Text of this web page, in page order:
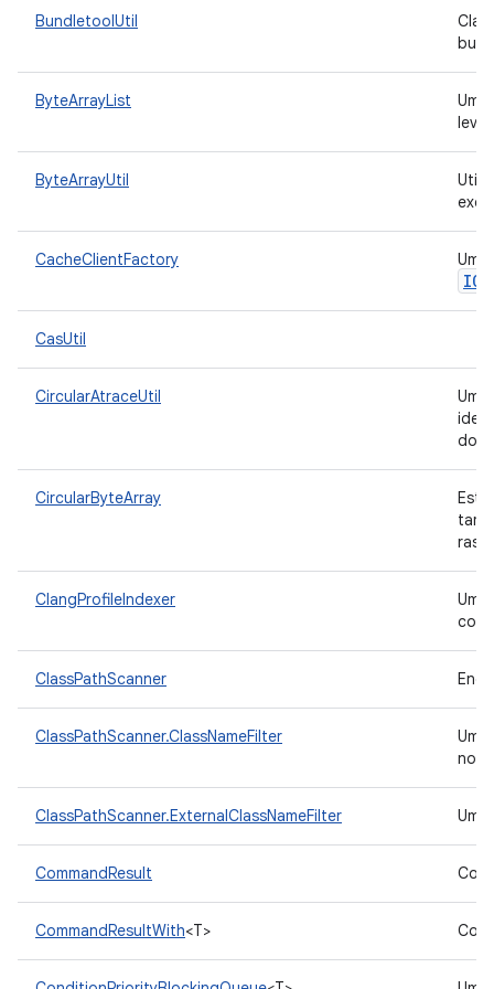
BundletoolUtil
ByteArrayList
leve.
ByteArrayUtil
CacheClientFactory
CasUtil
CircularAtraceUtil
Um
do
CircularByteArray
ClangProfileIndexer
ClassPathScanner
ClassPathScanner.ClassNameFilter Um
ClassPathScanner.ExternalClassNameFilter Um
CommandResult
CommandResultWith<T>